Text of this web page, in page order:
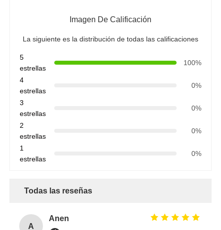
Imagen De Calificación
La siguiente es la distribución de todas las calificaciones
5
estrellas
100%
4
estrellas
0%
3
estrellas
0%
2
estrellas
0%
1
estrellas
0%
Todas las reseñas
A
Anen